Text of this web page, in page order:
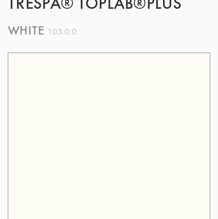
WHITE T03.0.0